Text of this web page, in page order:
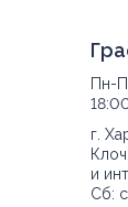
по
Церковь,
Рог,
Красноград,
Ахтырка,
Измаил, Херсон,
Пн-
г.
и
Сб: